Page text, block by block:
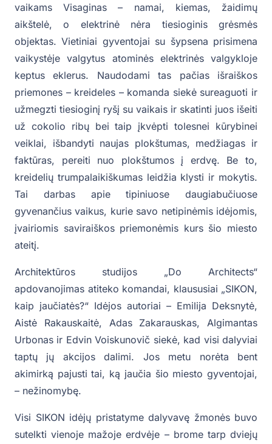
vaikams Visaginas – namai, kiemas, žaidimų
aikštelė, o elektrinė nėra tiesioginis grėsmės
objektas. Vietiniai gyventojai su šypsena prisimena
vaikystėje valgytus atominės elektrinės valgykloje
keptus eklerus. Naudodami tas pačias išraiškos
priemones – kreideles – komanda siekė sureaguoti ir
užmegzti tiesioginį ryšį su vaikais ir skatinti juos išeiti
už cokolio ribų bei taip įkvėpti tolesnei kūrybinei
veiklai, išbandyti naujas plokštumas, medžiagas ir
faktūras, pereiti nuo plokštumos į erdvę. Be to,
kreidelių trumpalaikiškumas leidžia klysti ir mokytis.
Tai darbas apie tipiniuose daugiabučiuose
gyvenančius vaikus, kurie savo netipinėmis idėjomis,
įvairiomis saviraiškos priemonėmis kurs šio miesto
ateitį.
Architektūros studijos „Do Architects“
apdovanojimas atiteko komandai, klaususiai „SIKON,
kaip jaučiatės?“ Idėjos autoriai – Emilija Deksnytė,
Aistė Rakauskaitė, Adas Zakarauskas, Algimantas
Urbonas ir Edvin Voiskunovič siekė, kad visi dalyviai
taptų jų akcijos dalimi. Jos metu norėta bent
akimirką pajusti tai, ką jaučia šio miesto gyventojai,
– nežinomybę.
Visi SIKON idėjų pristatyme dalyvavę žmonės buvo
sutelkti vienoje mažoje erdvėje – brome tarp dviejų